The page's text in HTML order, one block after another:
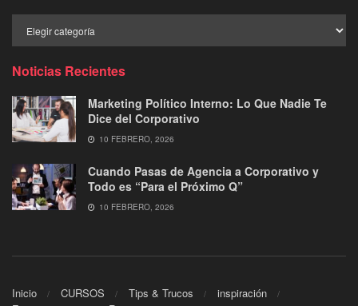
por
Noticias Recientes
Marketing Político Interno: Lo Que Nadie Te
Dice del Corporativo
10 FEBRERO, 2026
Cuando Pasas de Agencia a Corporativo y
Todo es “Para el Próximo Q”
10 FEBRERO, 2026
Inicio CURSOS Tips & Trucos
inspiración